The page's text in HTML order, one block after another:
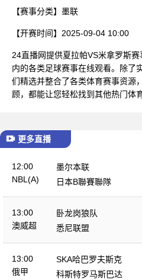
【赛事分类】 墨联
【开赛时间】 2025-09-04 10:00
24直播网提供夏拉帕VS米拿罗斯
内的各类足球赛事在线观看。除了
们精选并整合了各类体育赛事资源
顾，都能让您轻松找到其他热门体
更多直播
12:00
NBL(A)
墨尔本联
日本B聯賽聯隊
13:00
澳威超
卧龙岗狼队
悉尼联盟
13:00
俄甲
SKA哈巴罗夫斯克
科斯特罗马斯巴达